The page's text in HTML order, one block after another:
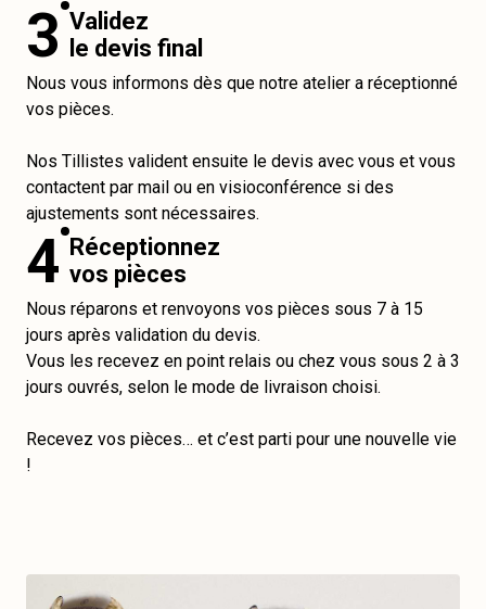
3 Validez
le devis final
Nous vous informons dès que notre atelier a réceptionné
vos pièces.
Nos Tillistes valident ensuite le devis avec vous et vous
contactent par mail ou en visioconférence si des
ajustements sont nécessaires.
4 Réceptionnez
vos pièces
Nous réparons et renvoyons vos pièces sous 7 à 15
jours après validation du devis.
Vous les recevez en point relais ou chez vous sous 2 à 3
jours ouvrés, selon le mode de livraison choisi.
Recevez vos pièces… et c’est parti pour une nouvelle vie
!